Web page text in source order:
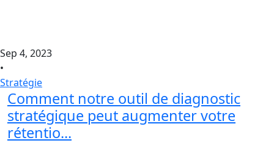
Sep 4, 2023
•
Stratégie
Comment notre outil de diagnostic
stratégique peut augmenter votre
rétentio...